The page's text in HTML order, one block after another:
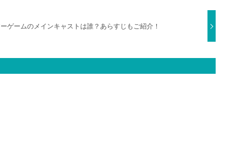
ーゲームのメインキャストは誰？あらすじもご紹介！